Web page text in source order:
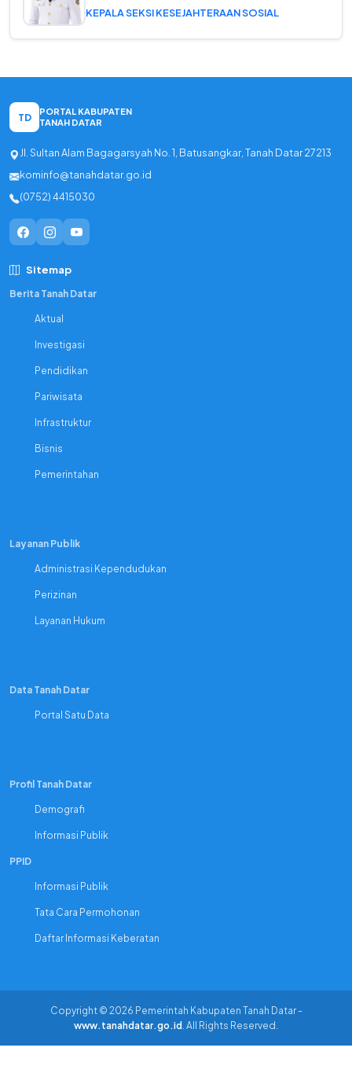
KEPALA SEKSI KESEJAHTERAAN SOSIAL
TD
PORTAL KABUPATEN
TANAH DATAR
Jl. Sultan Alam Bagagarsyah No. 1, Batusangkar, Tanah Datar 27213
kominfo@tanahdatar.go.id
(0752) 4415030
Sitemap
Berita Tanah Datar
Aktual
Investigasi
Pendidikan
Pariwisata
Infrastruktur
Bisnis
Pemerintahan
Layanan Publik
Administrasi Kependudukan
Perizinan
Layanan Hukum
Data Tanah Datar
Portal Satu Data
Profil Tanah Datar
Demografi
Informasi Publik
PPID
Informasi Publik
Tata Cara Permohonan
Daftar Informasi Keberatan
Copyright © 2026 Pemerintah Kabupaten Tanah Datar -
www.tanahdatar.go.id . All Rights Reserved.